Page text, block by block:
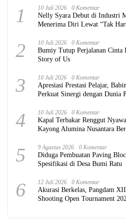
1 10 Juli 2026 0 Komentar
Nelly Syara Debut di Industri
Menerima Diri Lewat “Tak
2 10 Juli 2026 0 Komentar
Bumiy Tutup Perjalanan Cinta
Story of Us
3 10 Juli 2026 0 Komentar
Apresiasi Prestasi Pelajar,
Perkuat Sinergi dengan Dunia
4 10 Juli 2026 0 Komentar
Kapal Terbakar Renggut
Kayong Alumina Nusantara
5 9 Agustus 2026 0 Komentar
Diduga Pembuatan Paving
Spesifikasi di Desa Bumi Ratu
6 12 Juli 2026 0 Komentar
Akurasi Berkelas, Pangdam
Shooting Open Tournament